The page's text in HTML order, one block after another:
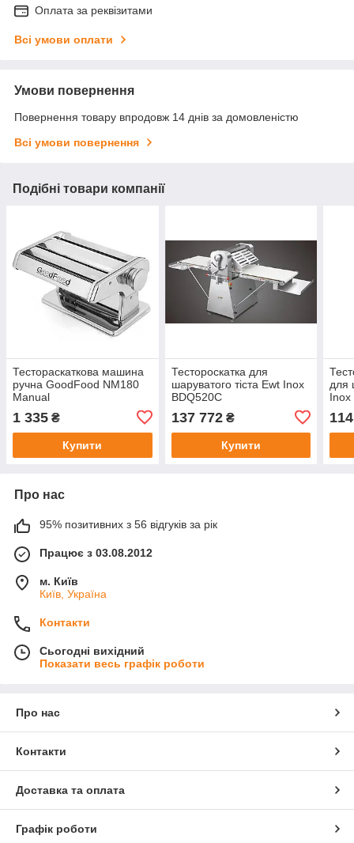
Оплата за реквізитами
Всі умови оплати
Умови повернення
Повернення товару впродовж 14 днів за домовленістю
Всі умови повернення
Подібні товари компанії
Тестораскаткова машина
ручна GoodFood NM180
Manual
1 335 ₴
Купити
Тестороскатка для
шаруватого тіста Ewt Inox
BDQ520C
137 772₴
Купити
для
Inox
Про нас
95% позитивних з 56 відгуків за рік
Працює з 03.08.2012
м. Київ
Київ, Україна
Контакти
Сьогодні вихідний
Показати весь графік роботи
Про нас
Контакти
Доставка та оплата
Графік роботи